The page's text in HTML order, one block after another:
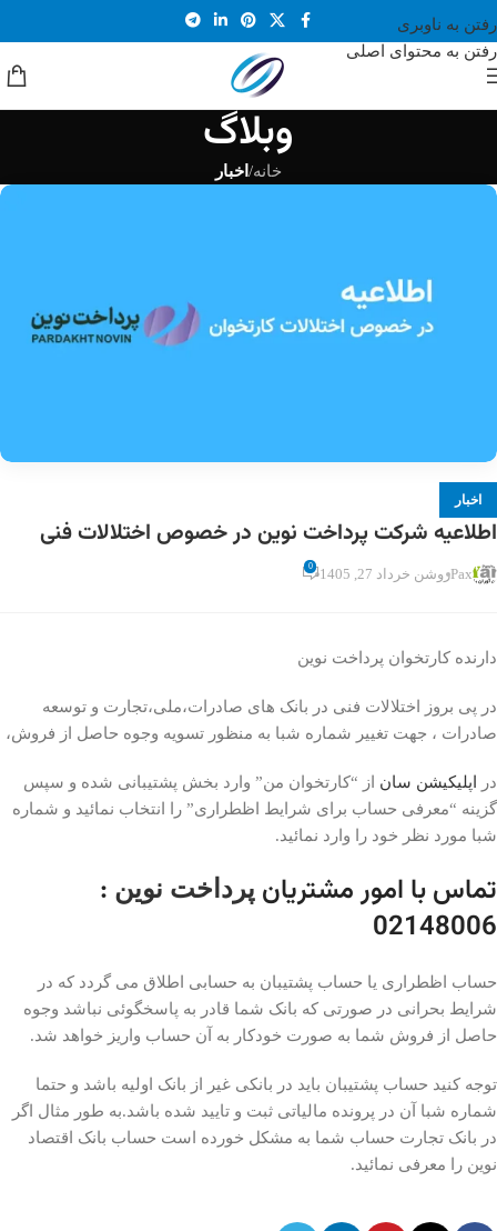
رفتن به ناوبری
رفتن به محتوای اصلی
وبلاگ
خانه/ اخبار
اخبار
اطلاعیه شرکت پرداخت نوین در خصوص اختلالات فنی
Paxروشن خرداد 27, 1405
0
دارنده کارتخوان پرداخت نوین
در پی بروز اختلالات فنی در بانک های صادرات،ملی،تجارت و توسعه
صادرات ، جهت تغییر شماره شبا به منظور تسویه وجوه حاصل از فروش،
در اپلیکیشن سان از “کارتخوان من” وارد بخش پشتیبانی شده و سپس
گزینه “معرفی حساب برای شرایط اظطراری” را انتخاب نمائید و شماره
شبا مورد نظر خود را وارد نمائید.
تماس با امور مشتریان پرداخت نوین :
02148006
حساب اظطراری یا حساب پشتیبان به حسابی اطلاق می گردد که در
شرایط بحرانی در صورتی که بانک شما قادر به پاسخگوئی نباشد وجوه
حاصل از فروش شما به صورت خودکار به آن حساب واریز خواهد شد.
توجه کنید حساب پشتیبان باید در بانکی غیر از بانک اولیه باشد و حتما
شماره شبا آن در پرونده مالیاتی ثبت و تایید شده باشد.به طور مثال اگر
در بانک تجارت حساب شما به مشکل خورده است حساب بانک اقتصاد
نوین را معرفی نمائید.